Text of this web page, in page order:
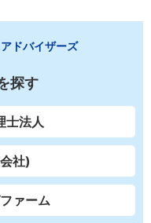
ドバイザーズ
探す
士法人
社)
ァーム